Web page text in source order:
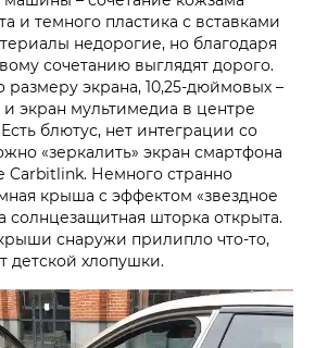
и темного пластика с вставками
недорогие, но благодаря
сочетанию выглядят дорого.
экрана, 10,25-дюймовых –
экран мультимедиа в центре
блютус, нет интеграции со
«зеркалить» экран смартфона
Carbitlink. Немного странно
крыша c эффектом «звездное
солнцезащитная шторка открыта.
снаружи прилипло что-то,
детской хлопушки.